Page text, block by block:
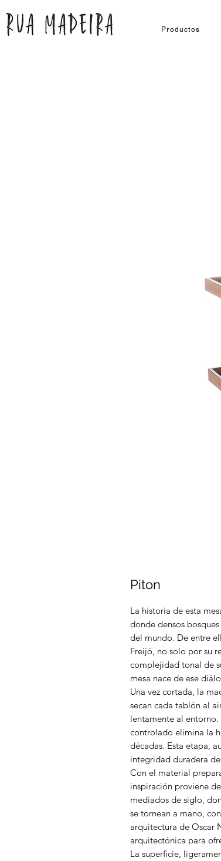
Productos
Piton
La historia de esta
donde densos
del mundo. De entre
Freijó, no solo por su
complejidad tonal de
mesa nace de ese
Una vez cortada, la
secan cada tablón al
lentamente al
controlado elimina la
décadas. Esta etapa,
integridad duradera
Con el material
inspiración proviene
mediados de siglo,
se tornean a mano,
arquitectura de Oscar
arquitectónica para
La superficie,